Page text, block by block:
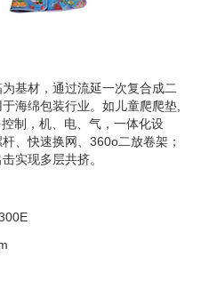
基材，通过流延一次复合成二
海绵包装行业。如儿童爬爬垫,
制，机、电、气，一体化设
、快速换网、360o二放卷架；
实现多层共挤。